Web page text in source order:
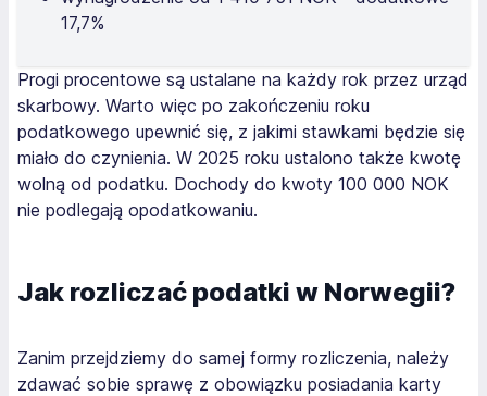
17,7%
Progi procentowe są ustalane na każdy rok przez urząd
skarbowy. Warto więc po zakończeniu roku
podatkowego upewnić się, z jakimi stawkami będzie się
miało do czynienia. W 2025 roku ustalono także kwotę
wolną od podatku. Dochody do kwoty 100 000 NOK
nie podlegają opodatkowaniu.
Jak rozliczać podatki w Norwegii?
Zanim przejdziemy do samej formy rozliczenia, należy
zdawać sobie sprawę z obowiązku posiadania karty